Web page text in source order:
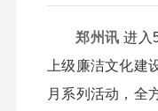
郑州讯 进入
上级廉洁文化建
月系列活动，全